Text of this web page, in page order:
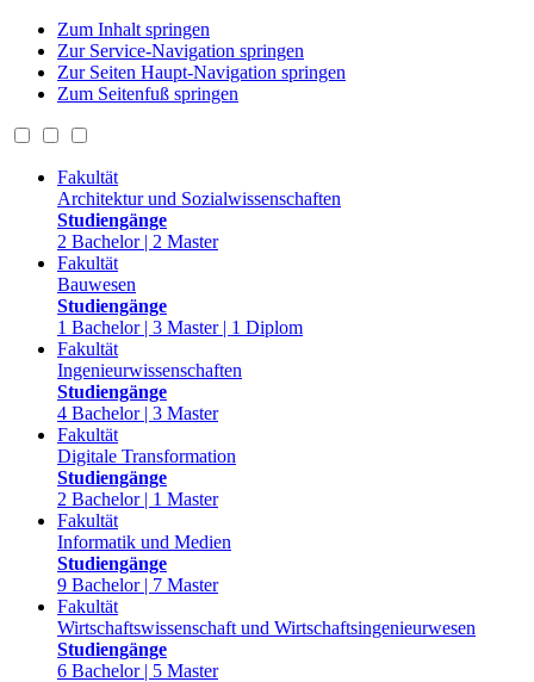
Zum Inhalt springen
Zur Service-Navigation springen
Zur Seiten Haupt-Navigation springen
Zum Seitenfuß springen
Fakultät
Architektur und Sozialwissenschaften
Studiengänge
2 Bachelor | 2 Master
Fakultät
Bauwesen
Studiengänge
1 Bachelor | 3 Master | 1 Diplom
Fakultät
Ingenieurwissenschaften
Studiengänge
4 Bachelor | 3 Master
Fakultät
Digitale Transformation
Studiengänge
2 Bachelor | 1 Master
Fakultät
Informatik und Medien
Studiengänge
9 Bachelor | 7 Master
Fakultät
Wirtschaftswissenschaft und Wirtschaftsingenieurwesen
Studiengänge
6 Bachelor | 5 Master